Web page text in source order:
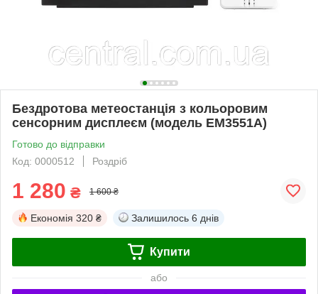
Бездротова метеостанція з кольоровим
сенсорним дисплеєм (модель EM3551A)
Готово до відправки
Код: 0000512
Роздріб
1 280 ₴ 1 600 ₴
Економія 320 ₴ Залишилось 6 днів
Купити
або